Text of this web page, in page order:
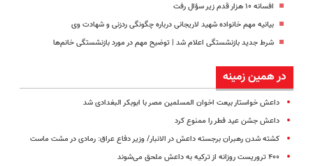
افسانه ۱۰ هزار قدم زیر سؤال رفت
بیانیه مهم خانواده شهید لاریجانی درباره چگونگی ردزنی و شهادت وی
شرط جدید بازنشستگی اعلام شد | توضیح مهم در مورد بازنشستگی خانم‌ها
در همین زمینه
داعش خواستار بیعت اخوان المسلمین مصر با ابوبکر البغدادی شد
داعش جشن عید فطر را ممنوع کرد
کشته شدن رهبران برجسته داعش در الانبار/ وزیر دفاع عراق: رمادی در مشت ماست
۴۰۰ تروریست روزانه از ترکیه به داعش ملحق می‌شوند